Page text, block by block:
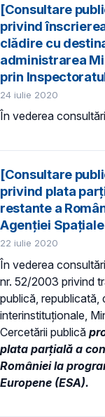
[Consultare
privind
clădire cu
administrarea
prin
24 iulie 2020
În vederea
[Consultare
privind plata
restante a
Agenţiei Spaţiale
22 iulie 2020
În vederea
nr. 52/2003 privind
publică, republicată,
interinstituționale,
Cercetării publică
plata parțială a
României la
Europene (ESA).